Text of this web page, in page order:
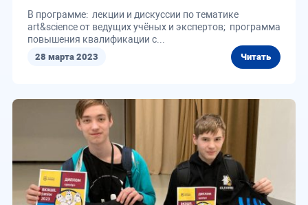
28 марта 2023 Читать
В программе: лекции и дискуссии по тематике
art&science от ведущих учёных и экспертов; программа
повышения квалификации с...